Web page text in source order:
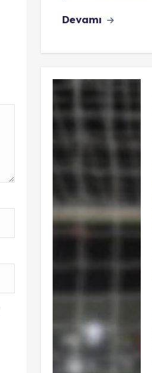
Devamı